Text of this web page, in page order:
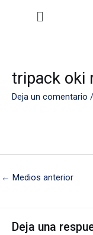
Menú
tripack oki
Deja un comentario
← Medios anterior
Deja una